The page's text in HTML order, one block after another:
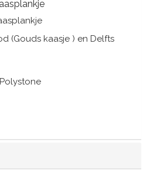
(Gouds kaasje ) en Delfts